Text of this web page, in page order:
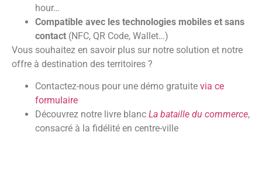
hour…
Compatible avec les technologies mobiles et sans
contact (NFC, QR Code, Wallet…)
Vous souhaitez en savoir plus sur notre solution et notre
offre à destination des territoires ?
Contactez-nous pour une démo gratuite via ce
formulaire
Découvrez notre livre blanc La bataille du commerce,
consacré à la fidélité en centre-ville